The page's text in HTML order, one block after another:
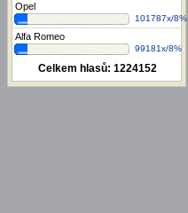
Opel
101787x/8%
Alfa Romeo
99181x/8%
Celkem hlasů: 1224152